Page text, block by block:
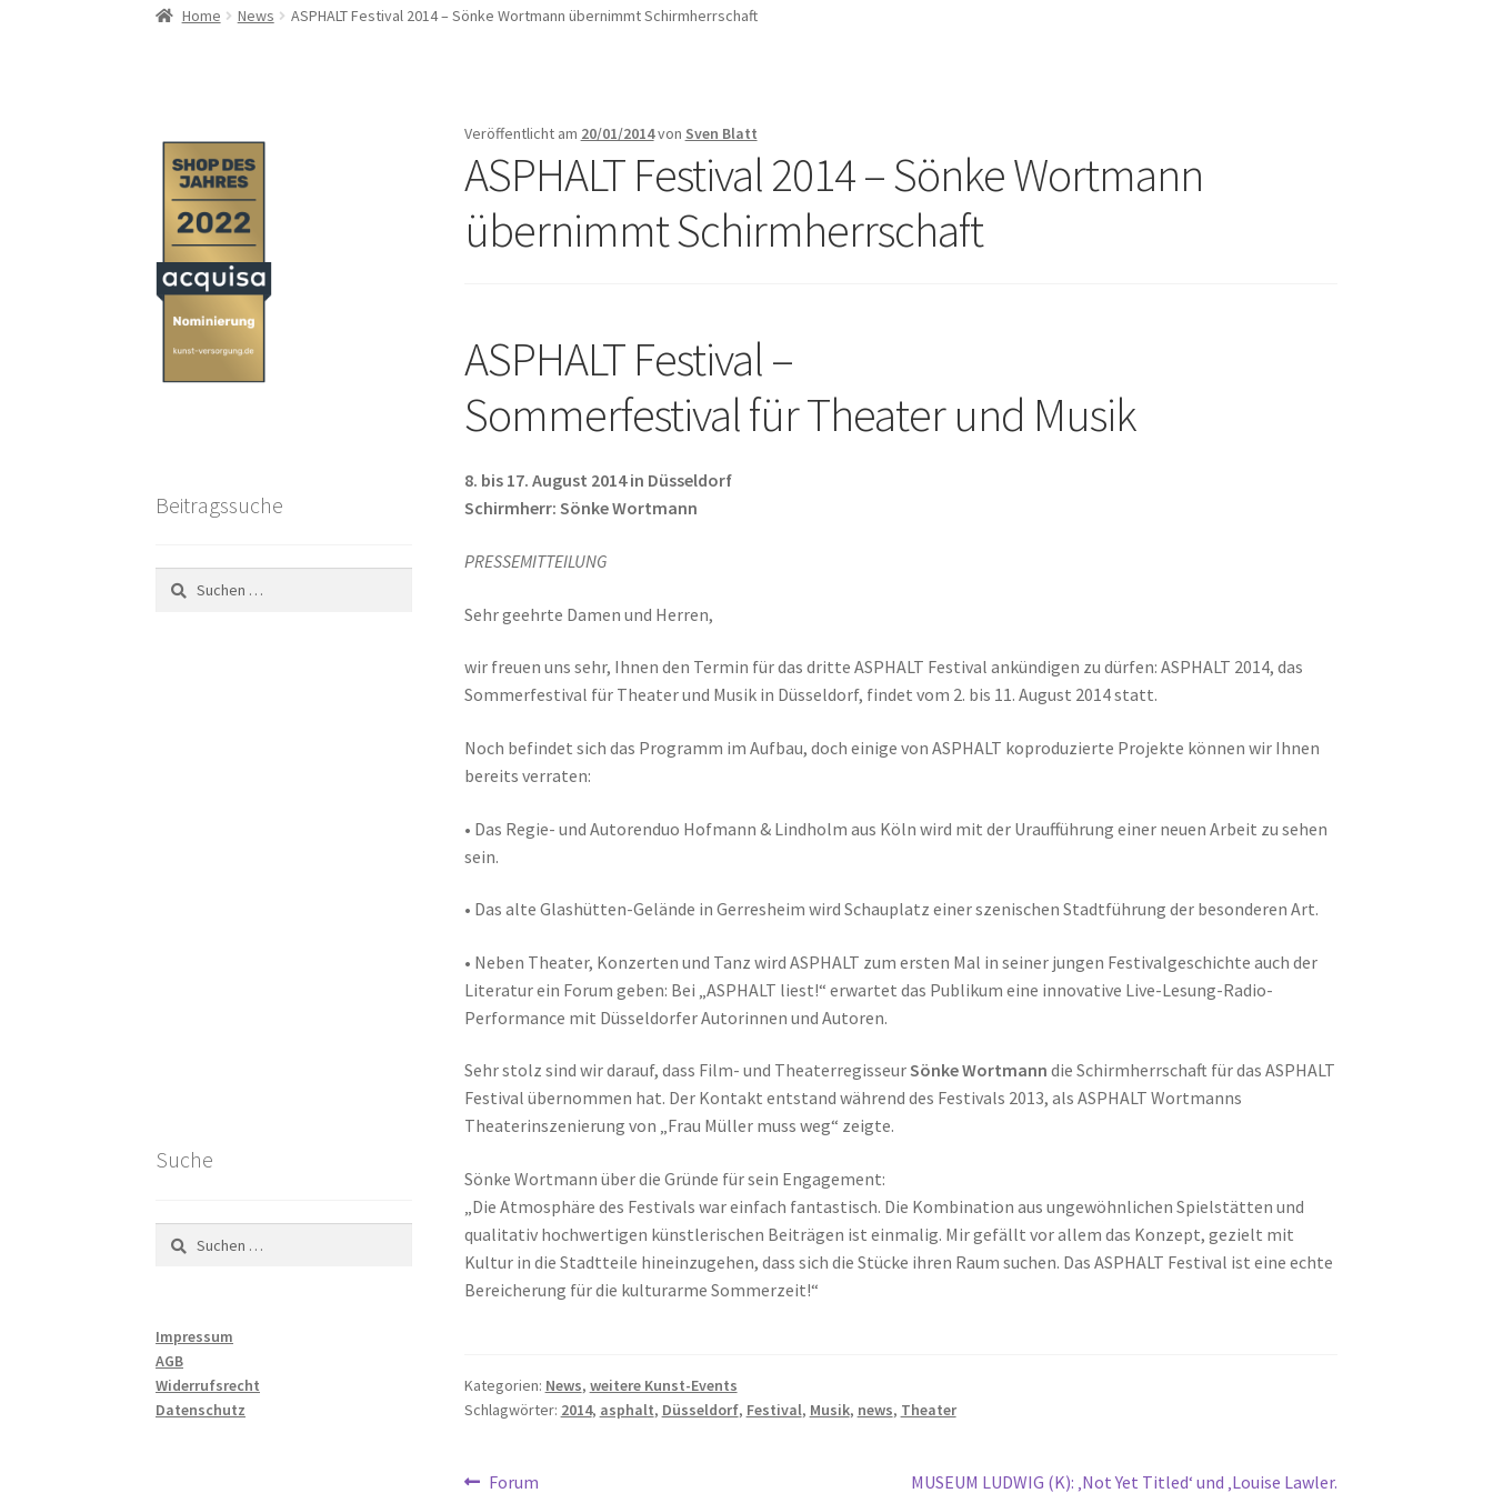
Home News ASPHALT Festival 2014 – Sönke Wortmann übernimmt Schirmherrschaft
Veröffentlicht am 20/01/2014von Sven Blatt
ASPHALT Festival 2014 – Sönke Wortmann
übernimmt Schirmherrschaft
ASPHALT Festival –
Sommerfestival für Theater und Musik
8. bis 17. August 2014 in Düsseldorf
Schirmherr: Sönke Wortmann
PRESSEMITTEILUNG
Sehr geehrte Damen und Herren,
wir freuen uns sehr, Ihnen den Termin für das dritte ASPHALT Festival ankündigen zu dürfen: ASPHALT 2014, das
Sommerfestival für Theater und Musik in Düsseldorf, findet vom 2. bis 11. August 2014 statt.
Noch befindet sich das Programm im Aufbau, doch einige von ASPHALT koproduzierte Projekte können wir Ihnen
bereits verraten:
• Das Regie- und Autorenduo Hofmann & Lindholm aus Köln wird mit der Uraufführung einer neuen Arbeit zu sehen
sein.
• Das alte Glashütten-Gelände in Gerresheim wird Schauplatz einer szenischen Stadtführung der besonderen Art.
• Neben Theater, Konzerten und Tanz wird ASPHALT zum ersten Mal in seiner jungen Festivalgeschichte auch der
Literatur ein Forum geben: Bei „ASPHALT liest!“ erwartet das Publikum eine innovative Live-Lesung-Radio-
Performance mit Düsseldorfer Autorinnen und Autoren.
Sehr stolz sind wir darauf, dass Film- und TheaterregisseurSönke Wortmann die Schirmherrschaft für das ASPHALT
Festival übernommen hat. Der Kontakt entstand während des Festivals 2013, als ASPHALT Wortmanns
Theaterinszenierung von „Frau Müller muss weg“ zeigte.
Sönke Wortmann über die Gründe für sein Engagement:
„Die Atmosphäre des Festivals war einfach fantastisch. Die Kombination aus ungewöhnlichen Spielstätten und
qualitativ hochwertigen künstlerischen Beiträgen ist einmalig. Mir gefällt vor allem das Konzept, gezielt mit
Kultur in die Stadtteile hineinzugehen, dass sich die Stücke ihren Raum suchen. Das ASPHALT Festival ist eine echte
Bereicherung für die kulturarme Sommerzeit!“
Kategorien: News, weitere Kunst-Events
Schlagwörter: 2014, asphalt, Düsseldorf, Festival, Musik, news, Theater
Vorheriger
Forum Nächster
MUSEUM LUDWIG (K): ‚Not Yet Titled‘ und ‚Louise Lawler.
Beitragssuche
Suchen
nach:
Suche
Suchen
nach:
Impressum
AGB
Widerrufsrecht
Datenschutz